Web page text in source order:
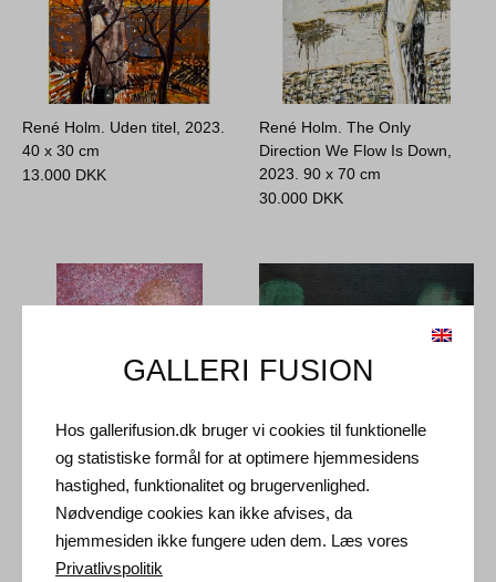
René Holm. Uden titel, 2023.
40 x 30 cm
13.000 DKK
René Holm. The Only
Direction We Flow Is Down,
2023.90 x 70 cm
30.000 DKK
Lars Hjortkær. Krydser
grænsen mellem dag og nat,
2023.150 x 100 cm
Solgt
Lars Hjortkær. Afstand, 2023.
60 x 60 cm
Solgt
GALLERI FUSION
Hos gallerifusion.dk bruger vi cookies til funktionelle
og statistiske formål for at optimere hjemmesidens
hastighed, funktionalitet og brugervenlighed.
Nødvendige cookies kan ikke afvises, da
hjemmesiden ikke fungere uden dem. Læs vores
Privatlivspolitik